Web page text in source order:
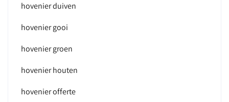
hovenier duiven
hovenier gooi
hovenier groen
hovenier houten
hovenier offerte